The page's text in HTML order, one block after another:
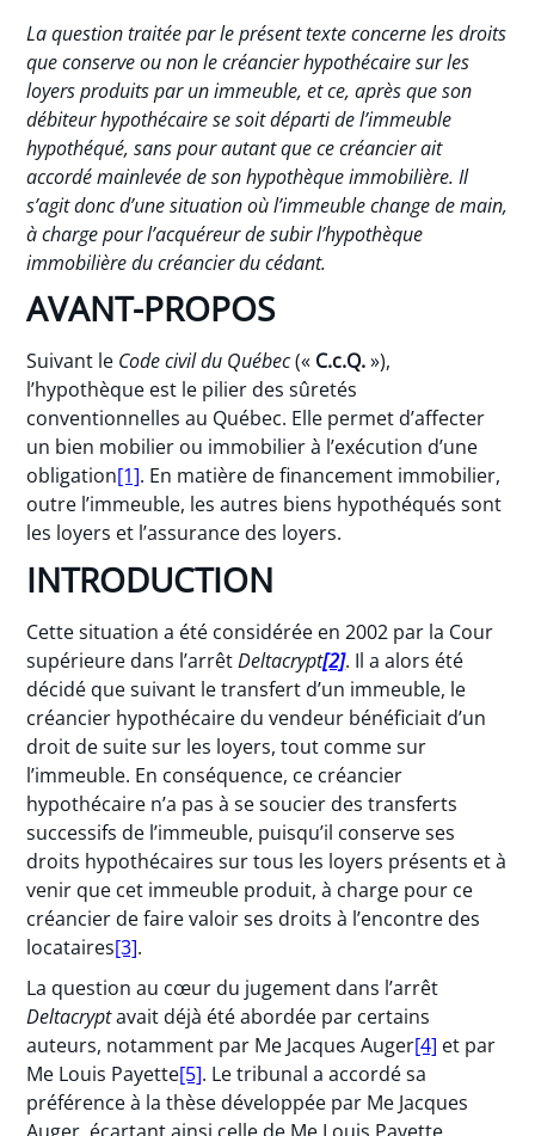
La question traitée par le présent texte concerne les droits
que conserve ou non le créancier hypothécaire sur les
loyers produits par un immeuble, et ce, après que son
débiteur hypothécaire se soit départi de l’immeuble
hypothéqué, sans pour autant que ce créancier ait
accordé mainlevée de son hypothèque immobilière. Il
s’agit donc d’une situation où l’immeuble change de main,
à charge pour l’acquéreur de subir l’hypothèque
immobilière du créancier du cédant.
AVANT-PROPOS
Suivant le Code civil du Québec(« C.c.Q.»),
l’hypothèque est le pilier des sûretés
conventionnelles au Québec. Elle permet d’affecter
un bien mobilier ou immobilier à l’exécution d’une
obligation[1]. En matière de financement immobilier,
outre l’immeuble, les autres biens hypothéqués sont
les loyers et l’assurance des loyers.
INTRODUCTION
Cette situation a été considérée en 2002 par la Cour
supérieure dans l’arrêtDeltacrypt[2]. Il a alors été
décidé que suivant le transfert d’un immeuble, le
créancier hypothécaire du vendeur bénéficiait d’un
droit de suite sur les loyers, tout comme sur
l’immeuble. En conséquence, ce créancier
hypothécaire n’a pas à se soucier des transferts
successifs de l’immeuble, puisqu’il conserve ses
droits hypothécaires sur tous les loyers présents et à
venir que cet immeuble produit, à charge pour ce
créancier de faire valoir ses droits à l’encontre des
locataires[3].
La question au cœur du jugement dans l’arrêt
Deltacryptavait déjà été abordée par certains
auteurs, notamment par Me Jacques Auger[4] et par
Me Louis Payette[5]. Le tribunal a accordé sa
préférence à la thèse développée par Me Jacques